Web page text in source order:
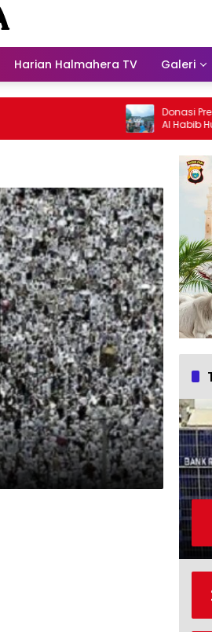
Harian Halmahera TV Galeri
Donasi Presdir
Al Habib Husein